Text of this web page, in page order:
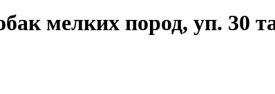
мелких пород, уп. 30